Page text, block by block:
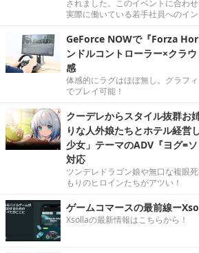
されました。このイベントに合わ
実際に働いている若手社員へのイ
GeForce NOWで『Forza
ンドルコントローラー×クラ
感
体感的にラグはほぼ無し。グラフ
でプレイ可能！
クーデレからスタイル抜群お
りな人外娘たちとホテル経営
少女」テーマのADV『ヨグ=
対応
ツンデレドラゴン娘や無口な複眼
もりのヒロインたちがアツい！
ゲームコマースの最前線ー
Xsollaの最新情報はこちらから！